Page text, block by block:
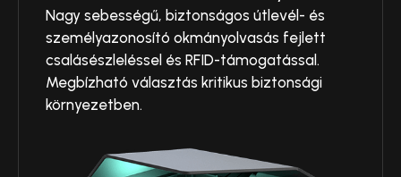
Nagy sebességű, biztonságos útlevél- és
személyazonosító okmányolvasás fejlett
csalásészleléssel és RFID-támogatással.
Megbízható választás kritikus biztonsági
környezetben.